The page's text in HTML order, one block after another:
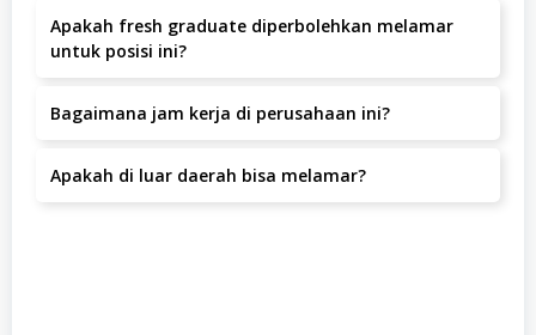
Apakah fresh graduate diperbolehkan melamar
untuk posisi ini?
pengalaman.
Bagaimana jam kerja di perusahaan ini?
Apakah di luar daerah bisa melamar?